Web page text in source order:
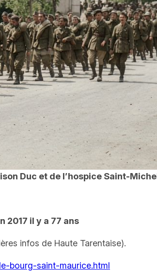
Duc et de l’hospice Saint-
2017 il y a 77 ans
infos de Haute Tarentaise).
bourg-saint-maurice.html